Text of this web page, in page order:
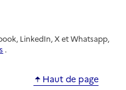
sur X
LinkedIn, X et Whatsapp,
.
Haut de page